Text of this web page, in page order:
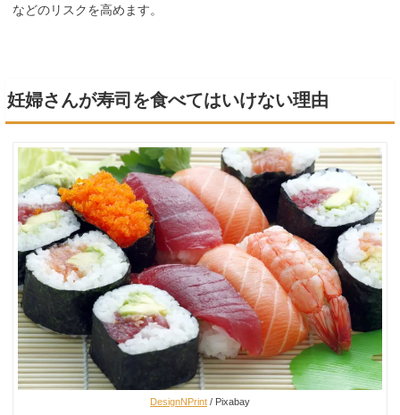
などのリスクを高めます。
妊婦さんが寿司を食べてはいけない理由
DesignNPrint / Pixabay